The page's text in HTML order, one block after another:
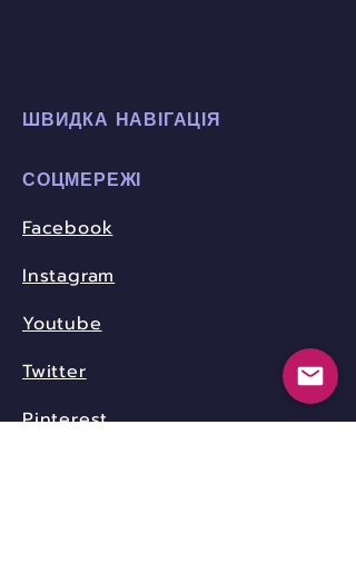
ШВИДКА НАВІГАЦІЯ
СОЦМЕРЕЖІ
Facebook
Instagram
Youtube
Twitter
Pinterest